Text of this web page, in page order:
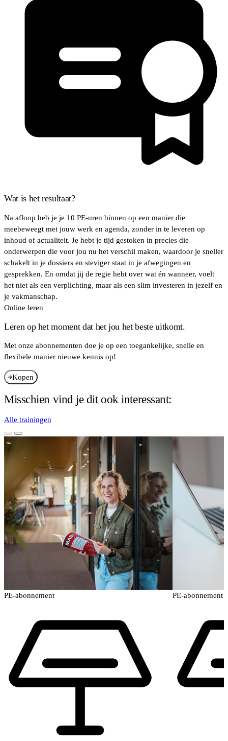
Wat is het resultaat?
Na afloop heb je je 10 PE-uren binnen op een manier die
meebeweegt met jouw werk en agenda, zonder in te leveren op
inhoud of actualiteit. Je hebt je tijd gestoken in precies die
onderwerpen die voor jou nu het verschil maken, waardoor je sneller
schakelt in je dossiers en steviger staat in je afwegingen en
gesprekken. En omdat jij de regie hebt over wat én wanneer, voelt
het niet als een verplichting, maar als een slim investeren in jezelf en
je vakmanschap.
Online leren
Leren op het moment dat het jou het beste uitkomt.
Met onze abonnementen doe je op een toegankelijke, snelle en
flexibele manier nieuwe kennis op!
Kopen
Misschien vind je dit ook interessant:
Alle trainingen
PE-abonnement PE-abonnement